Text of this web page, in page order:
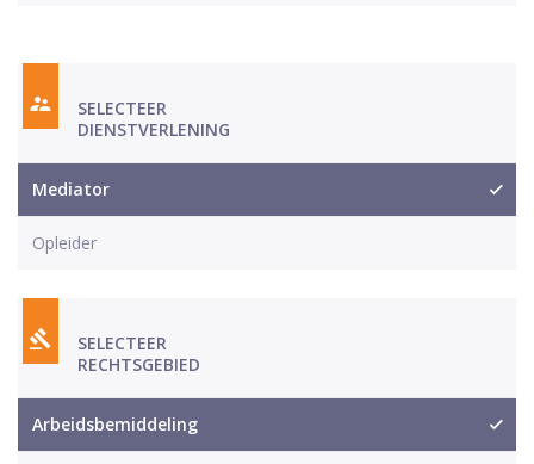
SELECTEER
DIENSTVERLENING
Mediator
Opleider
SELECTEER
RECHTSGEBIED
Arbeidsbemiddeling